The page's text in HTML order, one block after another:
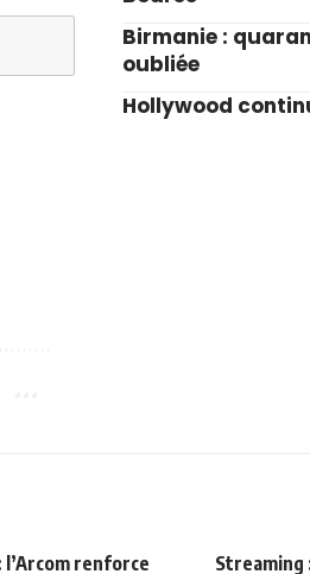
Birmanie :
oubliée
Hollywood
renforce Streaming